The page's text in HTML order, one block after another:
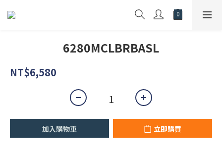
6280MCLBRBASL
NT$6,580
加入購物車 立即購買